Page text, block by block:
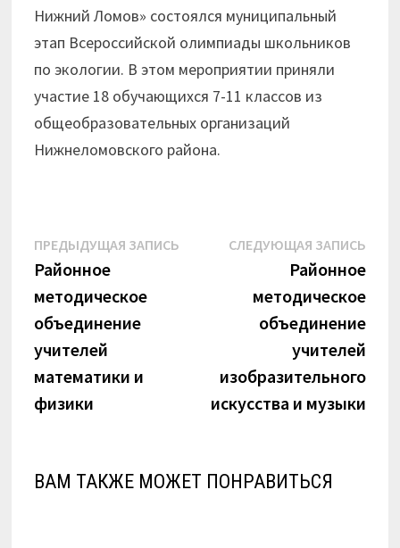
Нижний Ломов» состоялся муниципальный
этап Всероссийской олимпиады школьников
по экологии. В этом мероприятии приняли
участие 18 обучающихся 7-11 классов из
общеобразовательных организаций
Нижнеломовского района.
Навигация
по
записям
ПРЕДЫДУЩАЯ ЗАПИСЬ Предыдущая
Районное
методическое
объединение
учителей
математики и
физики
СЛЕДУЮЩАЯ ЗАПИСЬ
Районное
методическое
объединение
учителей
изобразительного
искусства и музыки
ВАМ ТАКЖЕ МОЖЕТ ПОНРАВИТЬСЯ